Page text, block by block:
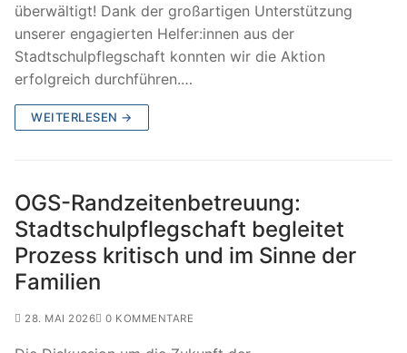
überwältigt! Dank der großartigen Unterstützung
unserer engagierten Helfer:innen aus der
Stadtschulpflegschaft konnten wir die Aktion
erfolgreich durchführen.…
WEITERLESEN →
OGS-Randzeitenbetreuung:
Stadtschulpflegschaft begleitet
Prozess kritisch und im Sinne der
Familien
28. MAI 2026 0 KOMMENTARE